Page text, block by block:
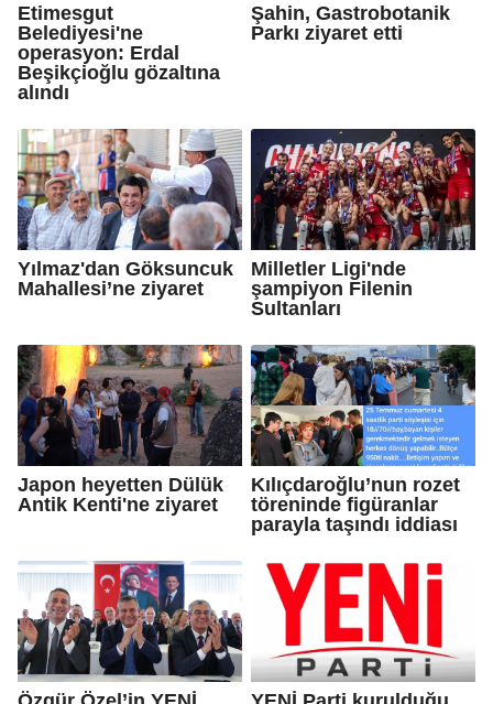
Etimesgut
Belediyesi'ne
operasyon: Erdal
Beşikçioğlu gözaltına
alındı
Şahin, Gastrobotanik
Parkı ziyaret etti
Yılmaz'dan Göksuncuk
Mahallesi’ne ziyaret
Milletler Ligi'nde
şampiyon Filenin
Sultanları
Japon heyetten Dülük
Antik Kenti'ne ziyaret
Kılıçdaroğlu’nun rozet
töreninde figüranlar
parayla taşındı iddiası